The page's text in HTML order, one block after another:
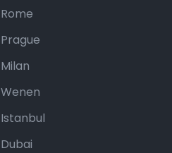
Rome
Prague
Milan
Wenen
Istanbul
Dubai